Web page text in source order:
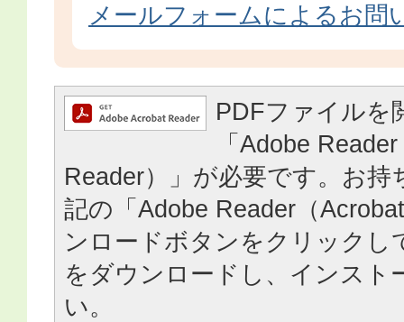
メールフォームによるお問
PDFファイルを
「Adobe
Reader）」が必要です。お持
記の「Adobe Reader（
ンロードボタンをクリックし
をダウンロードし、インスト
い。